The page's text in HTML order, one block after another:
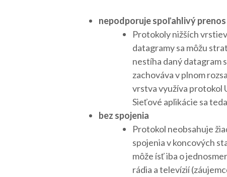
nepodporuje spoľahlivý
Protokoly nižších
datagramy sa môžu
nestíha daný datagram
zachováva v plnom
vrstva využíva protokol
Sieťové aplikácie sa
bez spojenia
Protokol neobsahuje
spojenia v koncových
môže ísť iba o
rádia a televízií